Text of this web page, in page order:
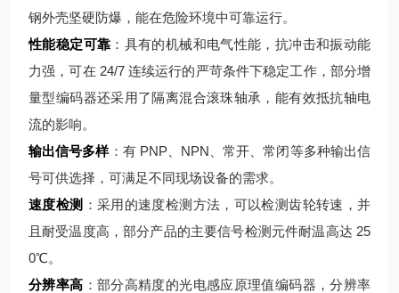
钢外壳坚硬防爆，能在危险环境中可靠运行。
性能稳定可靠 ：具有的机械和电气性能，抗冲击和振动能
力强，可在 24/7 连续运行的严苛条件下稳定工作，部分增
量型编码器还采用了隔离混合滚珠轴承，能有效抵抗轴电
流的影响。
输出信号多样：有 PNP、NPN、常开、常闭等多种输出信
号可供选择，可满足不同现场设备的需求。
速度检测 ：采用的速度检测方法，可以检测齿轮转速，并
且耐受温度高，部分产品的主要信号检测元件耐温高达 25
0℃。
分辨率高 ：部分高精度的光电感应原理值编码器，分辨率